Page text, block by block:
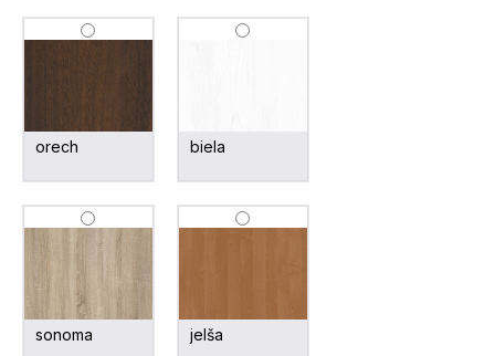
orech biela
sonoma jelša